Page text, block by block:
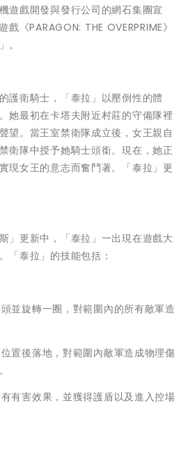
遊戲開發與發行公司的網石集團宣
《PARAGON: THE OVERPRIME》
。
護衛騎士，「泰拉」以壓倒性的體
她最初在卡塔夫附近村莊的守備隊裡
望。當王室禁衛隊成立後，女王親自
衛隊中授予她騎士頭銜。現在，她正
現女王的意志而奮鬥著。「泰拉」更
」更新中，「泰拉」一出現在遊戲大
「泰拉」的技能包括：
並旋轉一圈，對範圍內的所有敵軍造
置後落地，對範圍內敵軍造成物理傷
有害效果，並獲得護盾以及進入控場